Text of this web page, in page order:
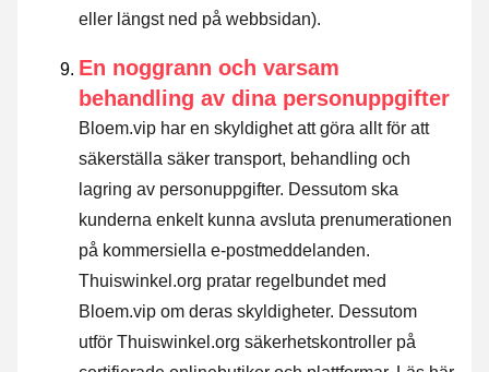
eller längst ned på webbsidan).
En noggrann och varsam
behandling av dina personuppgifter
Bloem.vip har en skyldighet att göra allt för att
säkerställa säker transport, behandling och
lagring av personuppgifter. Dessutom ska
kunderna enkelt kunna avsluta prenumerationen
på kommersiella e-postmeddelanden.
Thuiswinkel.org pratar regelbundet med
Bloem.vip om deras skyldigheter. Dessutom
utför Thuiswinkel.org säkerhetskontroller på